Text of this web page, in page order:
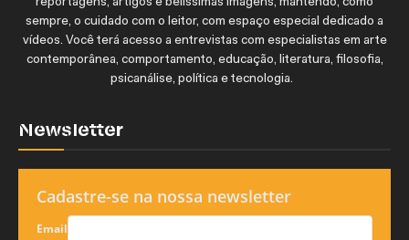
reportagens, artigos e belíssimas imagens, mantendo, como
sempre, o cuidado com o leitor, com espaço especial dedicado a
vídeos. Você terá acesso a entrevistas com especialistas em arte
contemporânea, comportamento, educação, literatura, filosofia,
psicanálise, política e tecnologia.
Newsletter
Cadastre-se na nossa newsletter
Email